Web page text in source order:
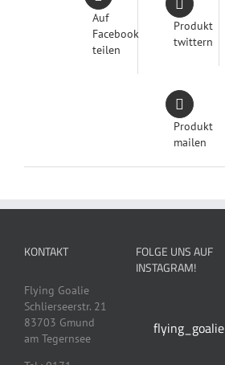
Auf
Facebook
teilen
Produkt
twittern
Produkt
mailen
KONTAKT
Flying Goalie
Schlierseerstr. 21
83703 Gmund
am Tegernsee
FOLGE UNS AUF
INSTAGRAM!
flying_goalie